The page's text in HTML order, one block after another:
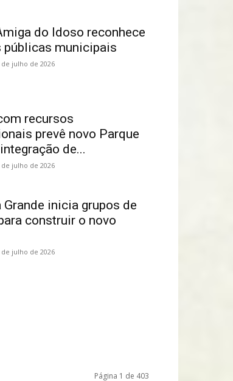
do Idoso reconhece
municipais
de julho de 2026
recursos
prevê novo Parque
de...
de julho de 2026
Grande inicia grupos de
construir o novo
de julho de 2026
Página 1 de 403